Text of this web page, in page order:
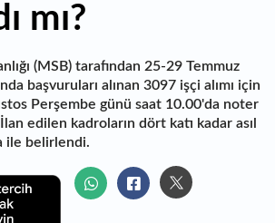
mı?
(MSB) tarafından 25-29 Temmuz
başvuruları alınan 3097 işçi alımı için
Perşembe günü saat 10.00'da noter
edilen kadroların dört katı kadar asıl
ile belirlendi.